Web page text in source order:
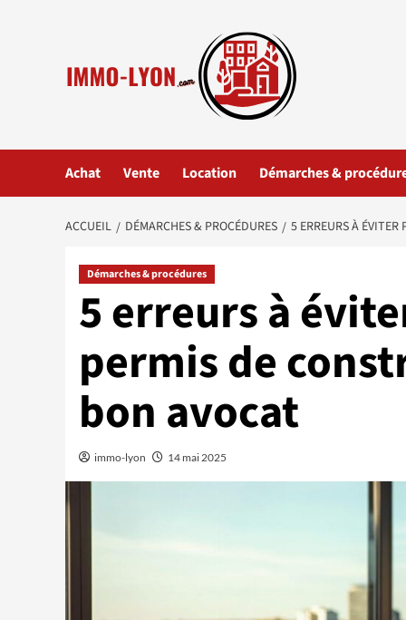
Achat Vente Location Démarches &
ACCUEIL DÉMARCHES & PROCÉDURES 5 ERREURS À
Démarches & procédures
5 erreurs à
permis de
bon avocat
immo-lyon 14 mai 2025